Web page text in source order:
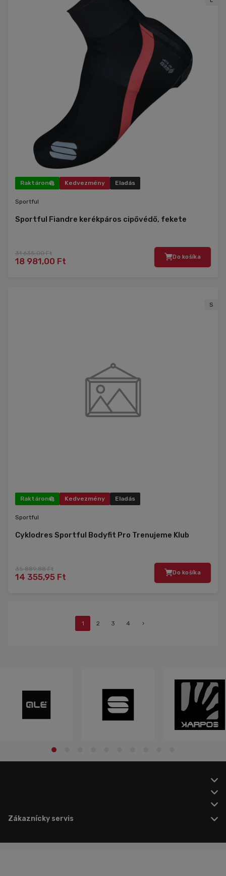
Raktáron Kedvezmény Eladás
Sportful
Sportful Fiandre kerékpáros cipővédő, fekete
31 635,00 Ft
18 981,00 Ft Do košíka
S
Raktáron Kedvezmény Eladás
Sportful
Cyklodres Sportful Bodyfit Pro Trenujeme Klub
35 889,88 Ft
14 355,95 Ft Do košíka
1 2 3 4 ›
Zákaznícky servis